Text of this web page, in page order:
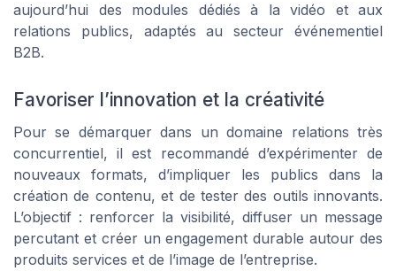
aujourd’hui des modules dédiés à la vidéo et aux
relations publics, adaptés au secteur événementiel
B2B.
Favoriser l’innovation et la créativité
Pour se démarquer dans un domaine relations très
concurrentiel, il est recommandé d’expérimenter de
nouveaux formats, d’impliquer les publics dans la
création de contenu, et de tester des outils innovants.
L’objectif : renforcer la visibilité, diffuser un message
percutant et créer un engagement durable autour des
produits services et de l’image de l’entreprise.